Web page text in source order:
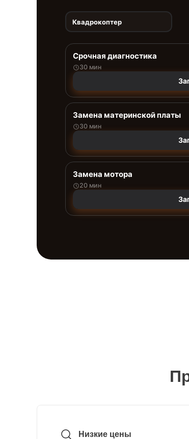
Квадрокоптер
Срочная диагностика
30 мин
Замена материнской платы
30 мин
Замена мотора
20 мин
Низкие цены